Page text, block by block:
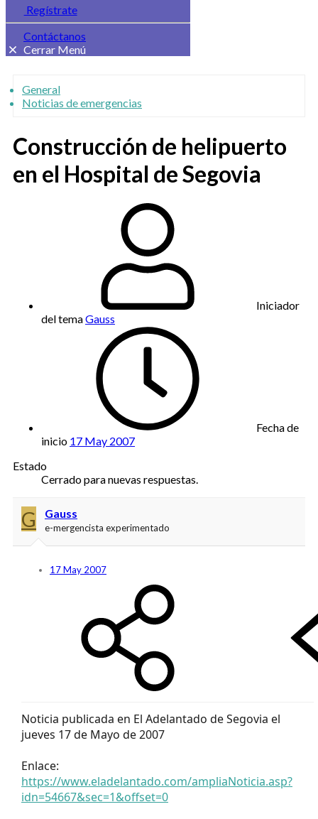
Regístrate
Contáctanos
Cerrar Menú
General
Noticias de emergencias
Construcción de helipuerto
en el Hospital de Segovia
Iniciador
del temaGauss
Fecha de
inicio 17 May 2007
Estado
Cerrado para nuevas respuestas.
G Gauss
e-mergencista experimentado
17 May 2007
Noticia publicada en El Adelantado de Segovia el
jueves 17 de Mayo de 2007
Enlace:
https://www.eladelantado.com/ampliaNoticia.asp?
idn=54667&sec=1&offset=0